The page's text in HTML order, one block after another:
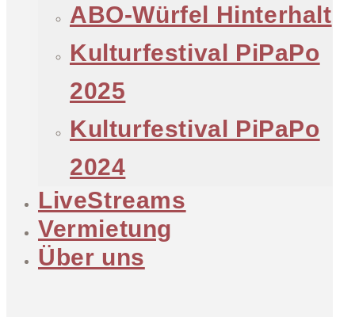
ABO-Würfel Hinterhalt
Kulturfestival PiPaPo
2025
Kulturfestival PiPaPo
2024
LiveStreams
Vermietung
Über uns